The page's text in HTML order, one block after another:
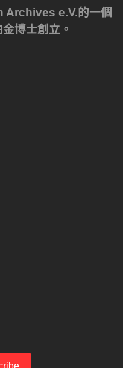
e.V.的一個
博士創立。